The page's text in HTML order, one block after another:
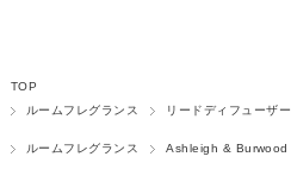
TOP
ルームフレグランス
リードディフューザー
ルームフレグランス Ashleigh & Burwood